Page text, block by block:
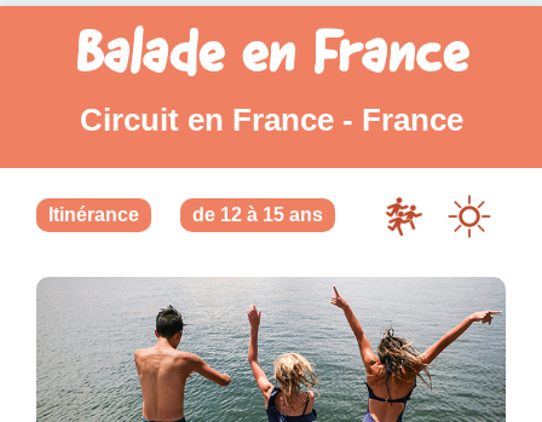
Balade en France
Circuit en France - France
Itinérance de 12 à 15 ans